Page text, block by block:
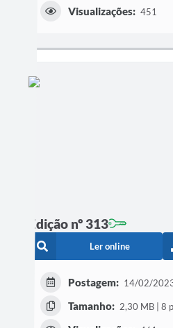
Visualizações: 451
Edição nº 313
Ler online
Postagem: 14/02/
Tamanho: 2,30 MB | 8